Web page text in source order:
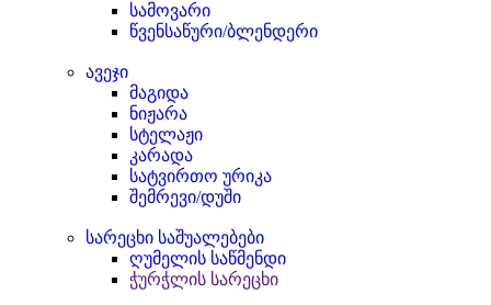
სამოვარი
წვენსაწური/ბლენდერი
ავეჯი
მაგიდა
ნიჟარა
სტელაჟი
კარადა
სატვირთო ურიკა
შემრევი/დუში
სარეცხი საშუალებები
ღუმელის საწმენდი
ჭურჭლის სარეცხი